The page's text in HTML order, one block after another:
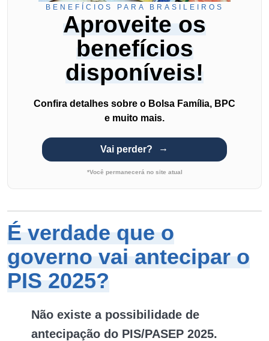
BENEFÍCIOS PARA BRASILEIROS
Aproveite os
benefícios
disponíveis!
Confira detalhes sobre o Bolsa Família, BPC
e muito mais.
Vai perder?
*Você permanecerá no site atual
É verdade que o
governo vai antecipar o
PIS 2025?
Não existe a possibilidade de
antecipação do PIS/PASEP 2025.